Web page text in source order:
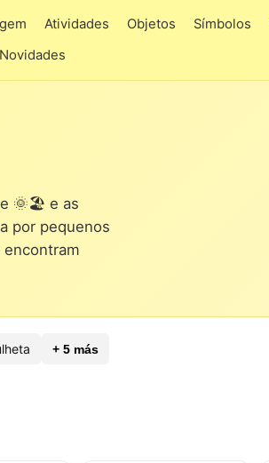
Atividades Objetos Símbolos
Novidades
🌞🏖️ e as
por pequenos
+ 5 más